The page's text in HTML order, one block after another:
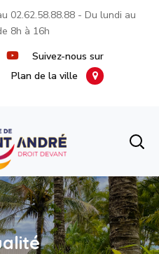
02.62.58.88.88- Du lundi au
8h à 16h
Suivez-nous sur
Plan de la ville